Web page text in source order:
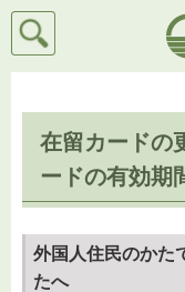
芦
検索
在留カードの
ードの有効期
外国人住民のかた
たへ